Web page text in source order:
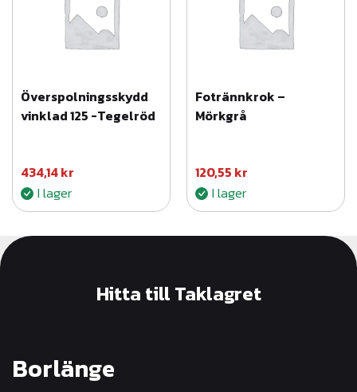
Överspolningsskydd
vinklad 125 -Tegelröd
434,14kr
I lager
Fotrännkrok –
Mörkgrå
120,55 kr
I lager
Hitta till Taklagret
Borlänge